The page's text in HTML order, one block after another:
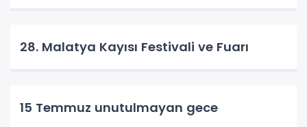
28. Malatya Kayısı Festivali ve Fuarı
15 Temmuz unutulmayan gece